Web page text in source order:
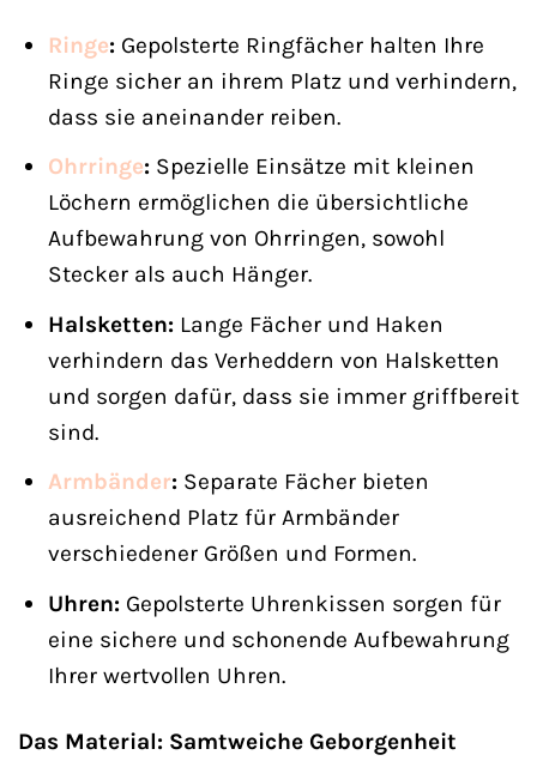
Ringe:Gepolsterte Ringfächer halten Ihre
Ringe sicher an ihrem Platz und verhindern,
dass sie aneinander reiben.
Ohrringe:Spezielle Einsätze mit kleinen
Löchern ermöglichen die übersichtliche
Aufbewahrung von Ohrringen, sowohl
Stecker als auch Hänger.
Halsketten:Lange Fächer und Haken
verhindern das Verheddern von Halsketten
und sorgen dafür, dass sie immer griffbereit
sind.
Armbänder:Separate Fächer bieten
ausreichend Platz für Armbänder
verschiedener Größen und Formen.
Uhren:Gepolsterte Uhrenkissen sorgen für
eine sichere und schonende Aufbewahrung
Ihrer wertvollen Uhren.
Das Material: Samtweiche Geborgenheit